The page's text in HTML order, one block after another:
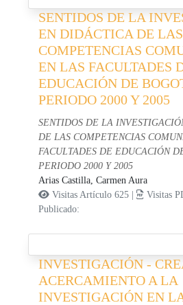
SENTIDOS DE LA
EN DIDÁCTICA DE LAS
COMPETENCIAS
EN LAS FACULTADES
EDUCACIÓN DE
PERIODO 2000 Y 2005
SENTIDOS DE LA
DE LAS COMPETENCIAS
FACULTADES DE EDUCACIÓN
PERIODO 2000 Y 2005
Arias Castilla, Carmen Aura
Visitas Artículo 625 |
Visitas
Publicado:
INVESTIGACIÓN -
ACERCAMIENTO A LA
INVESTIGACIÓN EN